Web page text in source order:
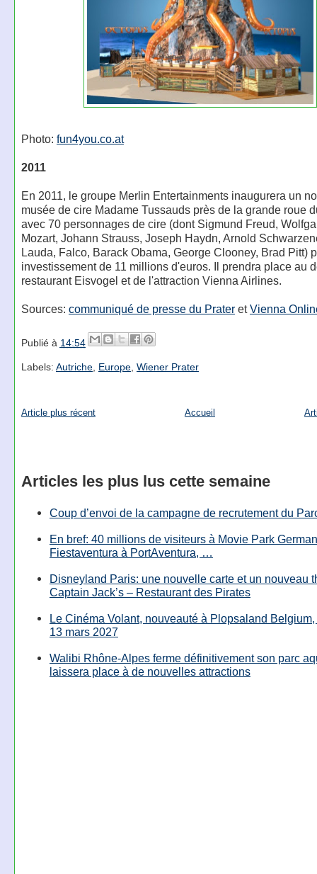
Photo: fun4you.co.at
2011
En 2011, le groupe Merlin Entertainments inaugurera un
musée de cire Madame Tussauds près de la grande roue
avec 70 personnages de cire (dont Sigmund Freud,
Mozart, Johann Strauss, Joseph Haydn, Arnold
Lauda, Falco, Barack Obama, George Clooney, Brad Pitt)
investissement de 11 millions d'euros. Il prendra place au
restaurant Eisvogel et de l'attraction Vienna Airlines.
Sources: communiqué de presse du PrateretVienna
Publié à 14:54
Labels: Autriche, Europe, Wiener Prater
Article plus récent Accueil
Articles les plus lus cette semaine
Coup d’envoi de la campagne de recrutement du
En bref: 40 millions de visiteurs à Movie Park
Fiestaventura à PortAventura, …
Disneyland Paris: une nouvelle carte et un nouveau
Captain Jack’s – Restaurant des Pirates
Le Cinéma Volant, nouveauté à Plopsaland
13 mars 2027
Walibi Rhône-Alpes ferme définitivement son parc
laissera place à de nouvelles attractions